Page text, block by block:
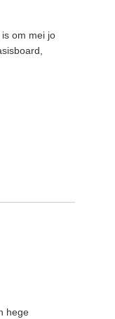
om mei jo
hege